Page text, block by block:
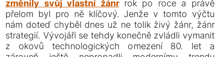
změnily svůj vlastní žánrrok po roce a právě
přelom byl pro ně klíčový. Jenže v tomto výčtu
nám doteď chyběl dnes už ne tolik živý žánr, žánr
strategií. Vývojáři se tehdy konečně zvládli vymanit
z okovů technologických omezení 80. let a